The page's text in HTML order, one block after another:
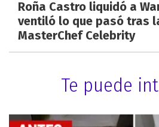
Roña Castro liquidó a
ventiló lo que pasó tras
MasterChef Celebrity
Te puede